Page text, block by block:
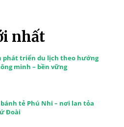
nhất
phát triển du lịch theo hướng
minh – bền vững
tẻ Phú Nhi – nơi lan tỏa
Đoài